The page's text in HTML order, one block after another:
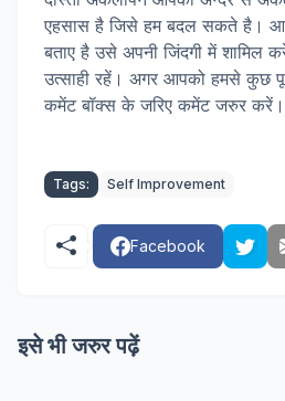
एहसास है जिसे हम बदल सकते है।
बताए है उसे अपनी जिंदगी में
उत्साही रहें। अगर आपको हमसे कुछ
कमेंट बॉक्स के जरिए कमेंट जरुर करें।
Tags: Self Improvement
Facebook
इसे भी जरुर पढ़ें